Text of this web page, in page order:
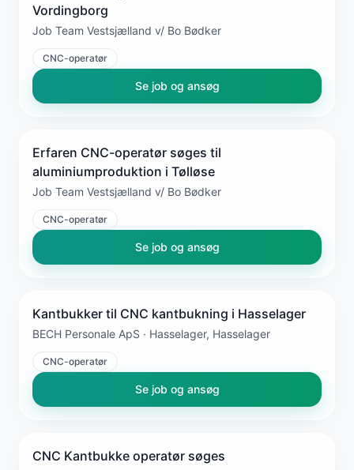
Vordingborg
Job Team Vestsjælland v/ Bo Bødker
CNC-operatør
Se job og ansøg
Erfaren CNC-operatør søges til
aluminiumproduktion i Tølløse
Job Team Vestsjælland v/ Bo Bødker
CNC-operatør
Se job og ansøg
Kantbukker til CNC kantbukning i Hasselager
BECH Personale ApS · Hasselager, Hasselager
CNC-operatør
Se job og ansøg
CNC Kantbukke operatør søges